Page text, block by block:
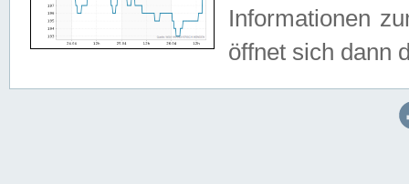
Informationen
öffnet sich dann